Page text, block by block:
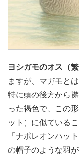
ヨシガモのオス（繁
ますが、マガモと
特に頭の後方から
った褐色で、この
ット）に似ている
「ナポレオンハッ
の帽子のような羽